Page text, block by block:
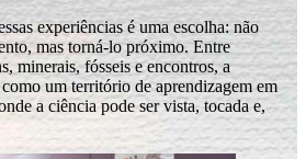
experiências é uma escolha: não
mas torná-lo próximo. Entre
minerais, fósseis e encontros, a
um território de aprendizagem em
a ciência pode ser vista, tocada e,